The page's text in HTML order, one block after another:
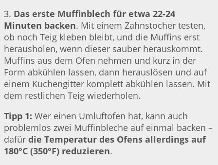
3. Das erste Muffinblech für etwa 22-24
Minuten backen. Mit einem Zahnstocher testen,
ob noch Teig kleben bleibt, und die Muffins erst
herausholen, wenn dieser sauber herauskommt.
Muffins aus dem Ofen nehmen und kurz in der
Form abkühlen lassen, dann herauslösen und auf
einem Kuchengitter komplett abkühlen lassen. Mit
dem restlichen Teig wiederholen.
Tipp 1: Wer einen Umluftofen hat, kann auch
problemlos zwei Muffinbleche auf einmal backen –
dafür die Temperatur des Ofens allerdings auf
180°C (350°F) reduzieren.